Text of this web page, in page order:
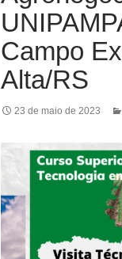
Campo
Alta/RS
23 de maio de 2023